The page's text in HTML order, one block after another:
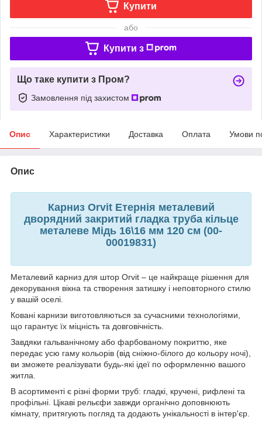
Купити
або
Купити з
Що таке купити з Пром?
Замовлення під захистом
Опис Характеристики Доставка Оплата Умови
Опис
Карниз Orvit Етернія металевий
дворядний закритий гладка труба кільце
металеве Мідь 16\16 мм 120 см (00-
00019831)
Металевий карниз для штор Orvit – це найкраще рішення для
декорування вікна та створення затишку і неповторного стилю
у вашій оселі.
Ковані карнизи виготовляються за сучасними технологіями,
що гарантує їх міцність та довговічність.
Завдяки гальванічному або фарбованому покриттю, яке
передає усю гаму кольорів (від сніжно-білого до кольору ночі),
ви зможете реалізувати будь-які ідеї по оформленню вашого
житла.
В асортименті є різні форми труб: гладкі, кручені, рифлені та
профільні. Цікаві рельєфи завжди органічно доповнюють
кімнату, притягують погляд та додають унікальності в інтер'єр.